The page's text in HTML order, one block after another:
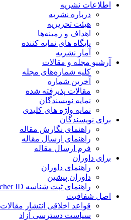
اطلاعات نشریه
درباره نشریه
هیئت تحریریه
اهداف و زمینه‌ها
پایگاه های نمایه کننده
آمار نشریه
آرشیو مجله و مقالات
کلیه شماره‌های مجله
آخرین شماره
مقالات پذیرفته شده
نمایه نویسندگان
نمایه واژه های کلیدی
برای نویسندگان
راهنمای نگارش مقاله
راهنمای ارسال مقاله
فرم ارسال مقاله
برای داوران
راهنمای داوران
داوران پیشین
راهنمای ثبت شناسه Researcher ID و ثبت داوری
اصل شفافیت
قواعد اخلاقی انتشار مقالات
سیاست دسترسی آزاد